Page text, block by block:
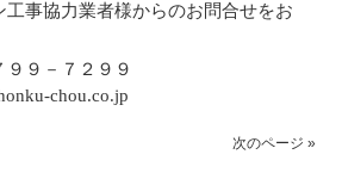
工事協力業者様からのお問合せをお
９９－７２９９
chou.co.jp
次のページ »